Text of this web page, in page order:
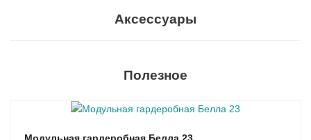
Аксессуары
Полезное